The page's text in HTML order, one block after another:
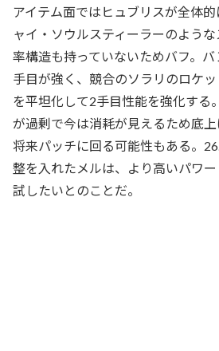
アイテム面ではヒュブリスが全体
ャイ・ソウルスティーラーのよう
率構造も持っていないためバフ。
手目が強く、競合のソラリのロケ
を平坦化して2手目性能を強化する
が過剰で今は消耗が見えるため底
将来パッチに回る可能性もある。
整を入れたメルは、より高いパワ
試したいとのことだ。